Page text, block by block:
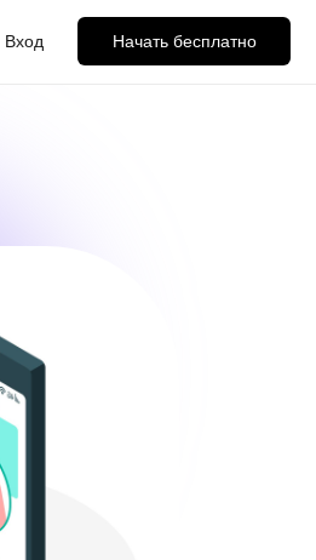
Вход Начать бесплатно